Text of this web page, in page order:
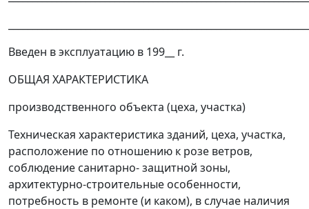
Введен в эксплуатацию в 199__ г.
ОБЩАЯ ХАРАКТЕРИСТИКА
производственного объекта (цеха, участка)
Техническая характеристика зданий, цеха, участка,
расположение по отношению к розе ветров,
соблюдение санитарно- защитной зоны,
архитектурно-строительные особенности,
потребность в ремонте (и каком), в случае наличия